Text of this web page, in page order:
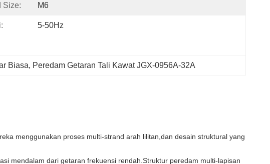
Size: M6
5-50Hz
Biasa, Peredam Getaran Tali Kawat JGX-0956A-32A
menggunakan proses multi-strand arah lilitan,dan desain struktural yang
mendalam dari getaran frekuensi rendah.Struktur peredam multi-lapisan